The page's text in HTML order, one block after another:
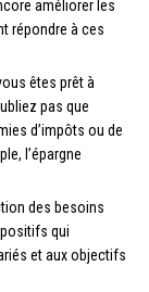
améliorer les
répondre à ces
êtes prêt à
pas que
d’impôts ou de
l’épargne
des besoins
qui
et aux objectifs